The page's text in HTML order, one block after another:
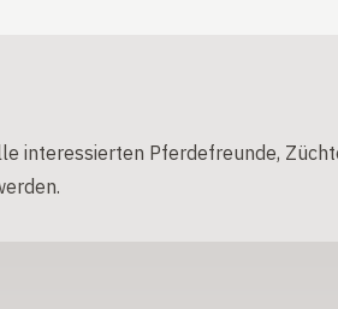
interessierten Pferdefreunde,